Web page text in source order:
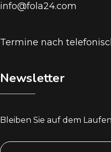
info@fola24.com
Termine nach
Newsletter
Bleiben Sie auf dem